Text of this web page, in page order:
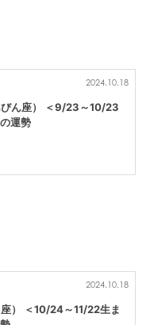
2024.10.18
びん座） ＜9/23～10/23
運勢
2024.10.18
） ＜10/24～11/22生ま